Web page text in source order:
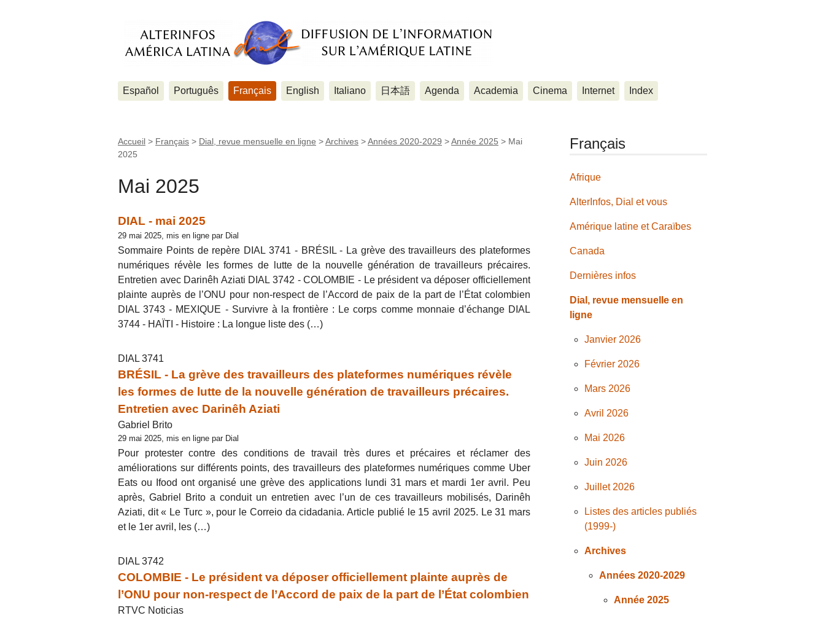
Español Português Français English Italiano 日本語 Agenda Academia Cinema Internet Index
Accueil > Français > Dial, revue mensuelle en ligne >Archives >Années 2020-2029 >Année 2025 > Mai
2025
Mai 2025
DIAL - mai 2025
29 mai 2025, mis en ligne par Dial
Sommaire Points de repère DIAL 3741 - BRÉSIL - La grève des travailleurs des plateformes
numériques révèle les formes de lutte de la nouvelle génération de travailleurs précaires.
Entretien avec Darinêh Aziati DIAL 3742 - COLOMBIE - Le président va déposer officiellement
plainte auprès de l’ONU pour non-respect de l’Accord de paix de la part de l’État colombien
DIAL 3743 - MEXIQUE - Survivre à la frontière : Le corps comme monnaie d’échange DIAL
3744 - HAÏTI - Histoire : La longue liste des (…)
DIAL 3741
BRÉSIL - La grève des travailleurs des plateformes numériques révèle
les formes de lutte de la nouvelle génération de travailleurs précaires.
Entretien avec Darinêh Aziati
Gabriel Brito
29 mai 2025, mis en ligne par Dial
Pour protester contre des conditions de travail très dures et précaires et réclamer des
améliorations sur différents points, des travailleurs des plateformes numériques comme Uber
Eats ou Ifood ont organisé une grève des applications lundi 31 mars et mardi 1er avril. Peu
après, Gabriel Brito a conduit un entretien avec l’un de ces travailleurs mobilisés, Darinêh
Aziati, dit « Le Turc », pour le Correio da cidadania. Article publié le 15 avril 2025. Le 31 mars
et le 1er avril, les (…)
DIAL 3742
COLOMBIE - Le président va déposer officiellement plainte auprès de
l’ONU pour non-respect de l’Accord de paix de la part de l’État colombien
RTVC Noticias
Français
Afrique
AlterInfos, Dial et vous
Amérique latine et Caraïbes
Canada
Dernières infos
Dial, revue mensuelle en
ligne
Janvier 2026
Février 2026
Mars 2026
Avril 2026
Mai 2026
Juin 2026
Juillet 2026
Listes des articles publiés
(1999-)
Archives
Années 2020-2029
Année 2025